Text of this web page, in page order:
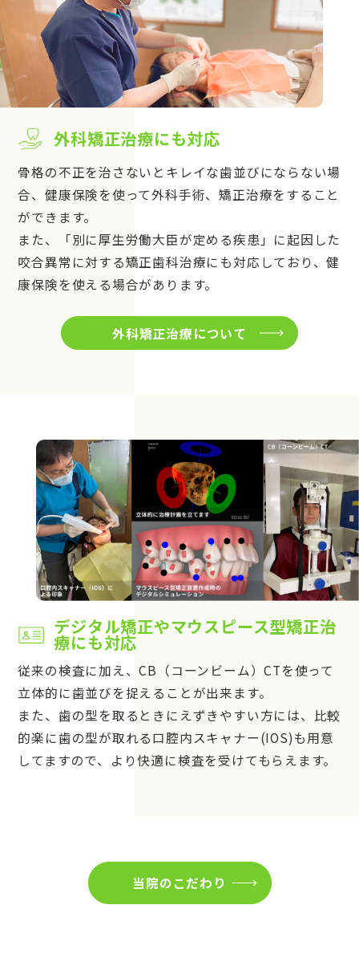
外科矯正治療にも対応
骨格の不正を治さないとキレイな歯並びにならない場
合、健康保険を使って外科手術、矯正治療をすること
ができます。
また、「別に厚生労働大臣が定める疾患」に起因した
咬合異常に対する矯正歯科治療にも対応しており、健
康保険を使える場合があります。
外科矯正治療について
デジタル矯正やマウスピース型矯正治
療にも対応
従来の検査に加え、CB（コーンビーム）CTを使って
立体的に歯並びを捉えることが出来ます。
また、歯の型を取るときにえずきやすい方には、比較
的楽に歯の型が取れる口腔内スキャナー(IOS)も用意
してますので、より快適に検査を受けてもらえます。
当院のこだわり